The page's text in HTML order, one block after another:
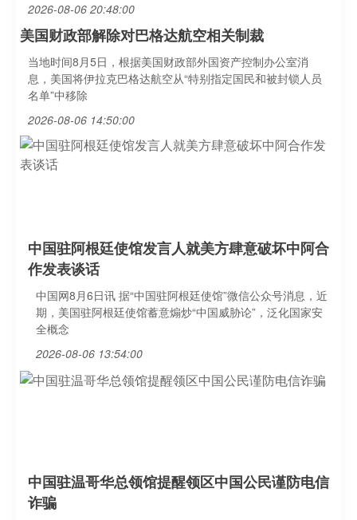
2026-08-06 20:48:00
美国财政部解除对巴格达航空相关制裁
当地时间8月5日，根据美国财政部外国资产控制办公室消
息，美国将伊拉克巴格达航空从“特别指定国民和被封锁人员
名单”中移除
2026-08-06 14:50:00
中国驻阿根廷使馆发言人就美方肆意破坏中阿合
作发表谈话
中国网8月6日讯 据“中国驻阿根廷使馆”微信公众号消息，近
期，美国驻阿根廷使馆蓄意煽炒“中国威胁论”，泛化国家安
全概念
2026-08-06 13:54:00
中国驻温哥华总领馆提醒领区中国公民谨防电信
诈骗